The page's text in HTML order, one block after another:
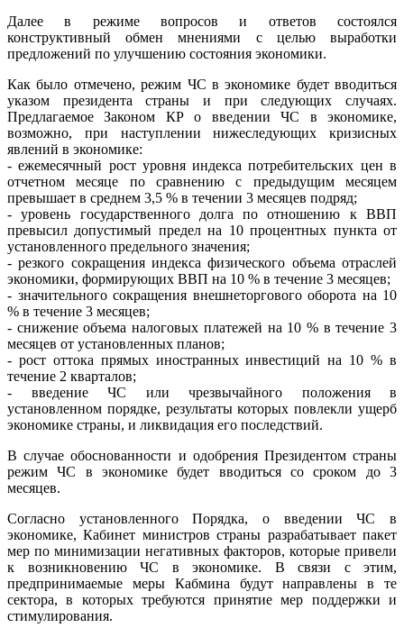
Далее в режиме вопросов и ответов состоялся
конструктивный обмен мнениями с целью выработки
предложений по улучшению состояния экономики.
Как было отмечено, режим ЧС в экономике будет вводиться
указом президента страны и при следующих случаях.
Предлагаемое Законом КР о введении ЧС в экономике,
возможно, при наступлении нижеследующих кризисных
явлений в экономике:
- ежемесячный рост уровня индекса потребительских цен в
отчетном месяце по сравнению с предыдущим месяцем
превышает в среднем 3,5 % в течении 3 месяцев подряд;
- уровень государственного долга по отношению к ВВП
превысил допустимый предел на 10 процентных пункта от
установленного предельного значения;
- резкого сокращения индекса физического объема отраслей
экономики, формирующих ВВП на 10 % в течение 3 месяцев;
- значительного сокращения внешнеторгового оборота на 10
% в течение 3 месяцев;
- снижение объема налоговых платежей на 10 % в течение 3
месяцев от установленных планов;
- рост оттока прямых иностранных инвестиций на 10 % в
течение 2 кварталов;
- введение ЧС или чрезвычайного положения в
установленном порядке, результаты которых повлекли ущерб
экономике страны, и ликвидация его последствий.
В случае обоснованности и одобрения Президентом страны
режим ЧС в экономике будет вводиться со сроком до 3
месяцев.
Согласно установленного Порядка, о введении ЧС в
экономике, Кабинет министров страны разрабатывает пакет
мер по минимизации негативных факторов, которые привели
к возникновению ЧС в экономике. В связи с этим,
предпринимаемые меры Кабмина будут направлены в те
сектора, в которых требуются принятие мер поддержки и
стимулирования.